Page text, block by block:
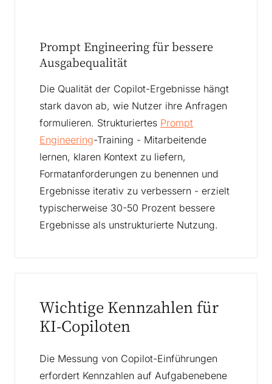
Prompt Engineering für bessere
Ausgabequalität
Die Qualität der Copilot-Ergebnisse hängt
stark davon ab, wie Nutzer ihre Anfragen
formulieren. Strukturiertes Prompt
Engineering-Training - Mitarbeitende
lernen, klaren Kontext zu liefern,
Formatanforderungen zu benennen und
Ergebnisse iterativ zu verbessern - erzielt
typischerweise 30-50 Prozent bessere
Ergebnisse als unstrukturierte Nutzung.
Wichtige Kennzahlen für
KI-Copiloten
Die Messung von Copilot-Einführungen
erfordert Kennzahlen auf Aufgabenebene